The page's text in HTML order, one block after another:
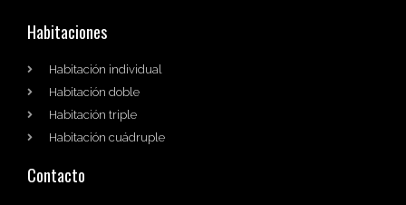
Habitaciones
Habitación individual
Habitación doble
Habitación triple
Habitación cuádruple
Contacto